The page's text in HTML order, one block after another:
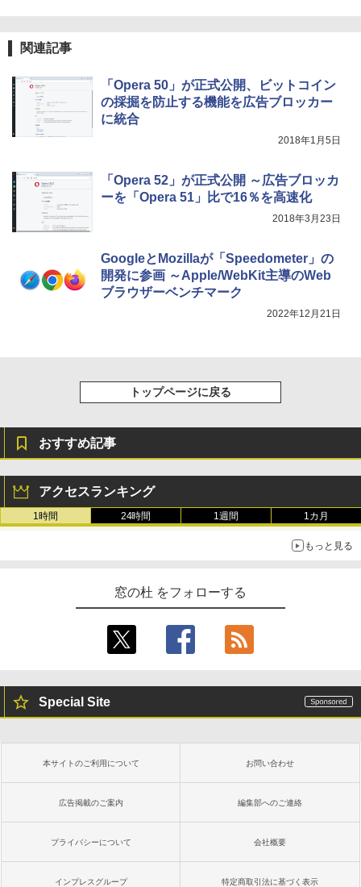
関連記事
「Opera 50」が正式公開、ビットコイン
の採掘を防止する機能を広告ブロッカー
に統合
2018年1月5日
「Opera 52」が正式公開 ～広告ブロッカ
ーを「Opera 51」比で16％を高速化
2018年3月23日
GoogleとMozillaが「Speedometer」の
開発に参画 ～Apple/WebKit主導のWeb
ブラウザーベンチマーク
2022年12月21日
トップページに戻る
おすすめ記事
アクセスランキング
1時間 24時間 1週間 1カ月
もっと見る
窓の杜 をフォローする
Special Site
本サイトのご利用について お問い合わせ
広告掲載のご案内 編集部へのご連絡
プライバシーについて 会社概要
インプレスグループ 特定商取引法に基づく表示